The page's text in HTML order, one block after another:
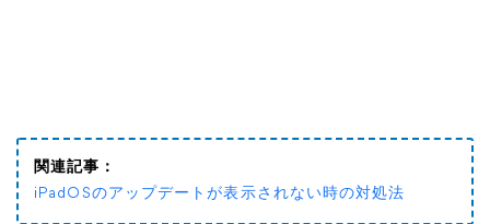
関連記事：
iPadOSのアップデートが表示されない時の対処法